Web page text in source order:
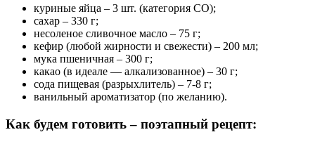
куриные яйца – 3 шт. (категория СО);
сахар – 330 г;
несоленое сливочное масло – 75 г;
кефир (любой жирности и свежести) – 200 мл;
мука пшеничная – 300 г;
какао (в идеале — алкализованное) – 30 г;
сода пищевая (разрыхлитель) – 7-8 г;
ванильный ароматизатор (по желанию).
Как будем готовить – поэтапный рецепт: